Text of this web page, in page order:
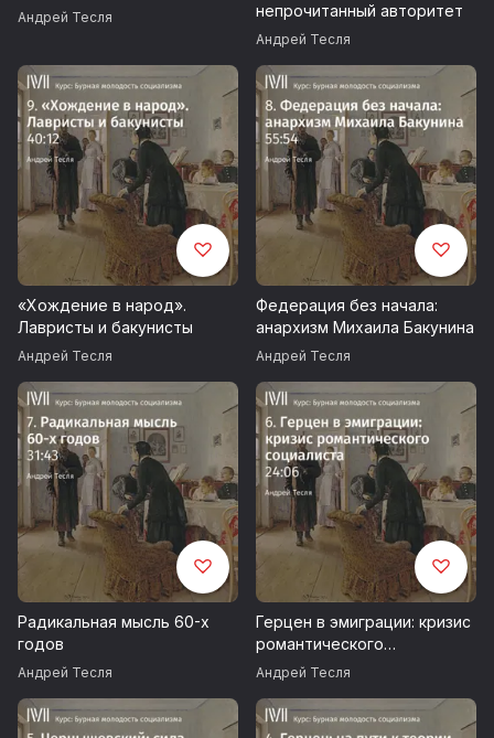
Андрей Тесля
непрочитанный авторитет
Андрей Тесля
«Хождение в народ».
Лавристы и бакунисты
Андрей Тесля
Федерация без начала:
анархизм Михаила Бакунина
Андрей Тесля
Радикальная мысль 60-х
годов
Андрей Тесля
Герцен в эмиграции: кризис
романтического
социалиста
Андрей Тесля